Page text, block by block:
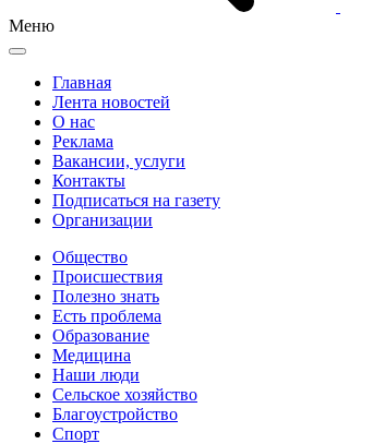
Меню
Главная
Лента новостей
О нас
Реклама
Вакансии, услуги
Контакты
Подписаться на газету
Организации
Общество
Происшествия
Полезно знать
Есть проблема
Образование
Медицина
Наши люди
Сельское хозяйство
Благоустройство
Спорт